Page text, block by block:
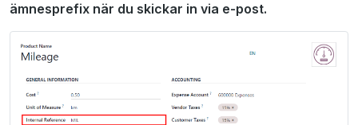
ämnesprefix när du skickar in via e-post.